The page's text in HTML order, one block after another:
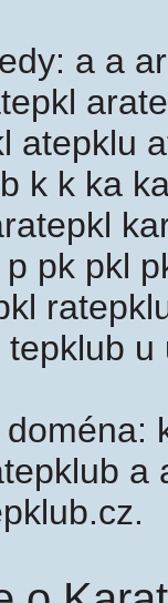
a a
atepklu
k k ka
pk pkl
a